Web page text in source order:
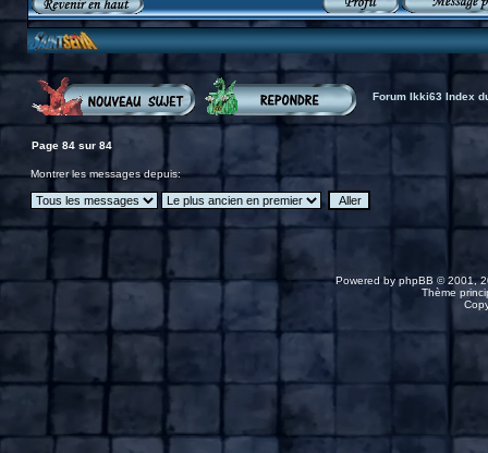
Forum Ikki63 Index
Page 84sur 84
Montrer les messages depuis:
Powered by phpBB© 2001,
Thème